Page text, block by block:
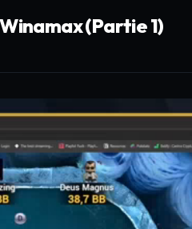
(Partie 1)